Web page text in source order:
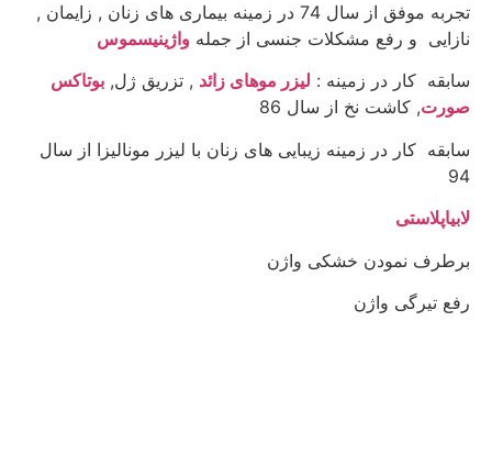
تجربه موفق از سال 74 در زمینه بیماری های زنان , زایمان ,
نازایی و رفع مشکلات جنسی از جمله واژینیسموس
سابقه کار در زمینه : لیزر موهای زائد , تزریق ژل, بوتاکس
صورت, کاشت نخ از سال 86
سابقه کار در زمینه زیبایی های زنان با لیزر مونالیزا از سال
94
لابیاپلاستی
برطرف نمودن خشکی واژن
رفع تیرگی واژن